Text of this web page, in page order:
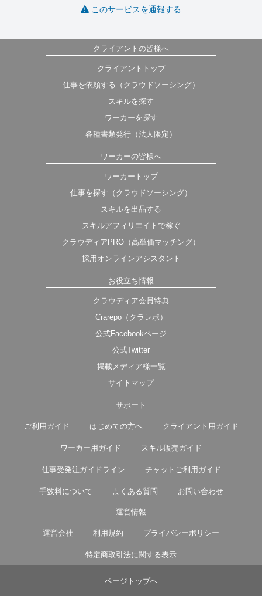
このサービスを通報する
クライアントの皆様へ
クライアントトップ
仕事を依頼する（クラウドソーシング）
スキルを探す
ワーカーを探す
各種書類発行（法人限定）
ワーカーの皆様へ
ワーカートップ
仕事を探す（クラウドソーシング）
スキルを出品する
スキルアフィリエイトで稼ぐ
クラウディアPRO（高単価マッチング）
採用オンラインアシスタント
お役立ち情報
クラウディア会員特典
Crarepo（クラレポ）
公式Facebookページ
公式Twitter
掲載メディア様一覧
サイトマップ
サポート
ご利用ガイド はじめての方へ クライアント用ガイド
ワーカー用ガイド スキル販売ガイド
仕事受発注ガイドライン チャットご利用ガイド
手数料について よくある質問 お問い合わせ
運営情報
運営会社 利用規約 プライバシーポリシー
特定商取引法に関する表示
ページトップヘ